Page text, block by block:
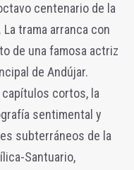
centenario de la
La trama arranca con
de una famosa actriz
de Andújar.
capítulos cortos, la
sentimental y
subterráneos de la
Santuario,